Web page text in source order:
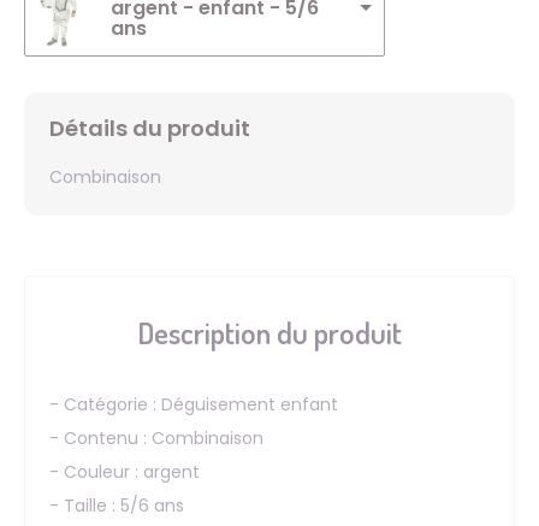
argent - enfant - 5/6
ans
Détails du produit
Combinaison
Description du produit
- Catégorie : Déguisement enfant
- Contenu : Combinaison
- Couleur : argent
- Taille : 5/6 ans